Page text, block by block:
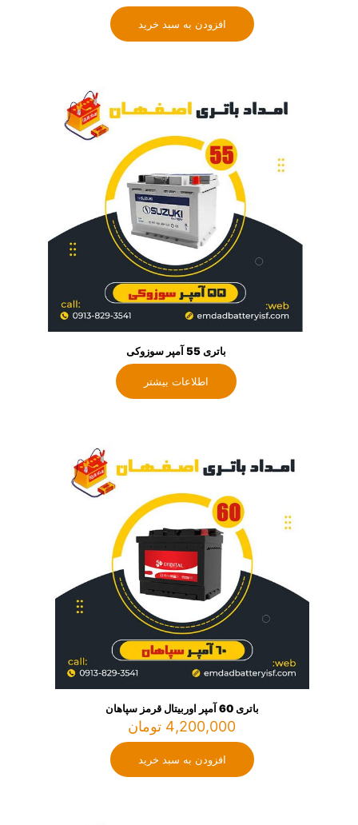
افزودن به سبد خرید
باتری 55 آمپر سوزوکی
اطلاعات بیشتر
باتری 60 آمپر اوربیتال قرمز سپاهان
4,200,000 تومان
افزودن به سبد خرید